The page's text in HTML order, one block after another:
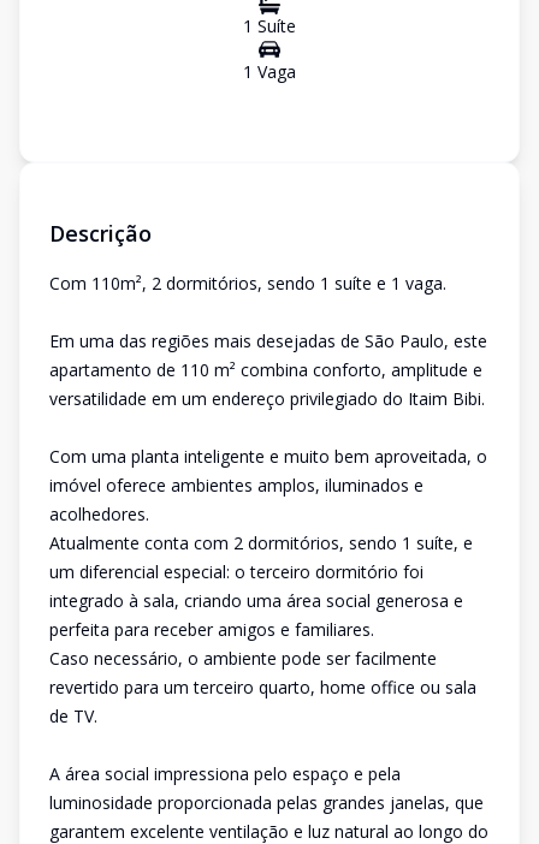
1 Suíte
1 Vaga
Descrição
Com 110m², 2 dormitórios, sendo 1 suíte e 1 vaga.
Em uma das regiões mais desejadas de São Paulo, este
apartamento de 110 m² combina conforto, amplitude e
versatilidade em um endereço privilegiado do Itaim Bibi.
Com uma planta inteligente e muito bem aproveitada, o
imóvel oferece ambientes amplos, iluminados e
acolhedores.
Atualmente conta com 2 dormitórios, sendo 1 suíte, e
um diferencial especial: o terceiro dormitório foi
integrado à sala, criando uma área social generosa e
perfeita para receber amigos e familiares.
Caso necessário, o ambiente pode ser facilmente
revertido para um terceiro quarto, home office ou sala
de TV.
A área social impressiona pelo espaço e pela
luminosidade proporcionada pelas grandes janelas, que
garantem excelente ventilação e luz natural ao longo do